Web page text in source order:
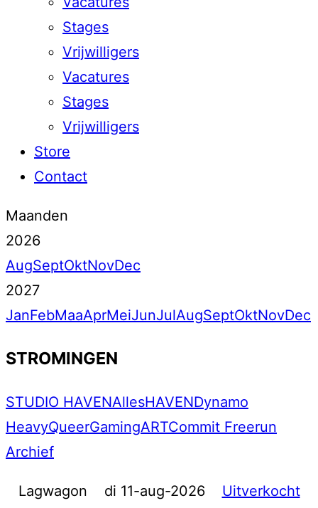
Stages
Vrijwilligers
Vacatures
Stages
Vrijwilligers
Store
Contact
Maanden
2026
AugSeptOktNovDec
2027
JanFebMaaAprMeiJunJulAugSeptOktNovDec
STROMINGEN
STUDIO HAVENAllesHAVENDynamo
HeavyQueerGamingARTCommit Freerun
Archief
Lagwagon di 11-aug-2026 Uitverkocht